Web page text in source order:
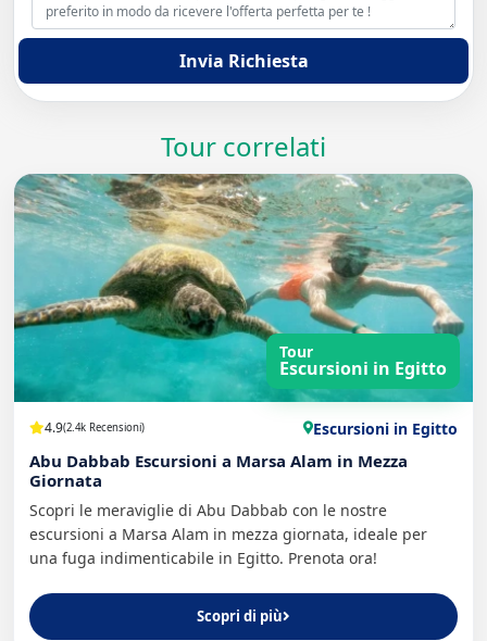
Invia Richiesta
Tour correlati
Tour
Escursioni in Egitto
4.9(2.4k Recensioni) Escursioni in Egitto
Abu Dabbab Escursioni a Marsa Alam in Mezza
Giornata
Scopri le meraviglie di Abu Dabbab con le nostre
escursioni a Marsa Alam in mezza giornata, ideale per
una fuga indimenticabile in Egitto. Prenota ora!
Scopri di più